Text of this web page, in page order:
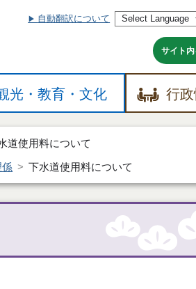
自動翻訳について
サイト
光・教育・文化 行
道使用料について
係 下水道使用料について